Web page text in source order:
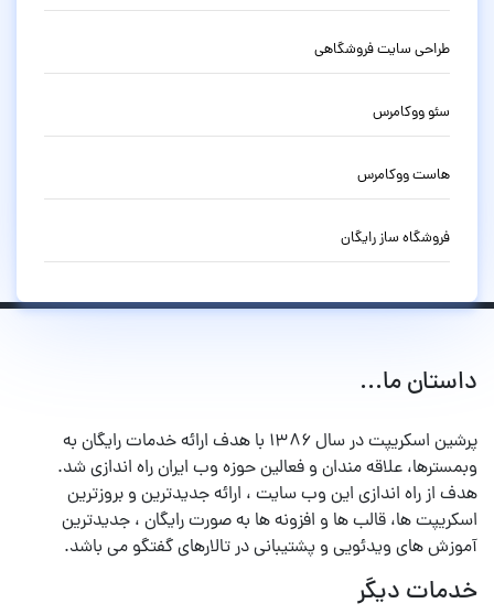
طراحی سایت فروشگاهی
سئو ووکامرس
هاست ووکامرس
فروشگاه ساز رایگان
داستان ما...
پرشین اسکریپت در سال ۱۳۸۶ با هدف ارائه خدمات رایگان به
وبمسترها، علاقه مندان و فعالین حوزه وب ایران راه اندازی شد.
هدف از راه اندازی این وب سایت ، ارائه جدیدترین و بروزترین
اسکریپت ها، قالب ها و افزونه ها به صورت رایگان ، جدیدترین
آموزش های ویدئویی و پشتیبانی در تالارهای گفتگو می باشد.
خدمات دیگر